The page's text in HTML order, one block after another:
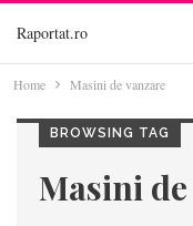
Raportat.ro
Home Masini de vanzare
BROWSING TAG
Masini